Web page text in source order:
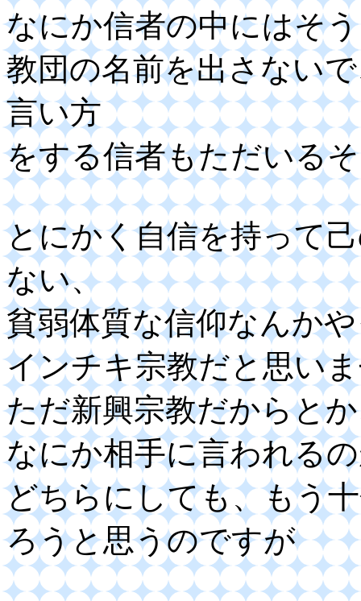
なにか信者の中にはそ
教団の名前を出さない
言い方
をする信者もただいる
とにかく自信を持って
ない、
貧弱体質な信仰なんか
インチキ宗教だと思い
ただ新興宗教だからと
なにか相手に言われる
どちらにしても、もう
ろうと思うのですが